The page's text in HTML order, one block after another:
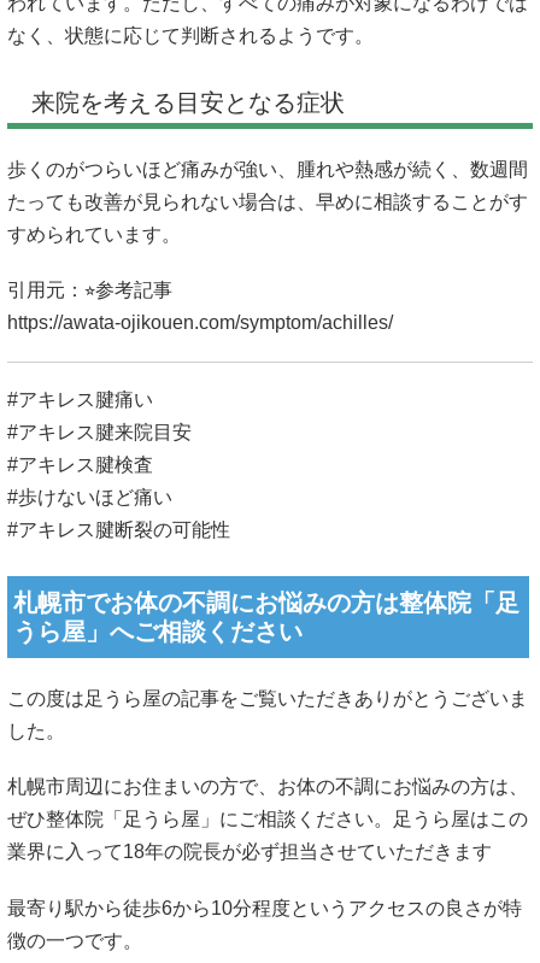
なく、状態に応じて判断されるようです。
来院を考える目安となる症状
歩くのがつらいほど痛みが強い、腫れや熱感が続く、数週間
たっても改善が見られない場合は、早めに相談することがす
すめられています。
引用元：⭐︎参考記事
https://awata-ojikouen.com/symptom/achilles/
#アキレス腱痛い
#アキレス腱来院目安
#アキレス腱検査
#歩けないほど痛い
#アキレス腱断裂の可能性
札幌市でお体の不調にお悩みの方は整体院「足
うら屋」へご相談ください
この度は足うら屋の記事をご覧いただきありがとうございま
した。
札幌市周辺にお住まいの方で、お体の不調にお悩みの方は、
ぜひ整体院「足うら屋」にご相談ください。足うら屋はこの
業界に入って18年の院長が必ず担当させていただきます
最寄り駅から徒歩6から10分程度というアクセスの良さが特
徴の一つです。